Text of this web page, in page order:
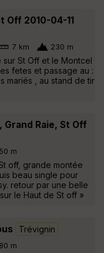
Off 2010-04-11
7 km 230 m
St Off et le Montcel
fetes et passage au :
mariés , au stand de tir
Raie, St Off
m
off, grande montée
beau single pour
retour par une belle
le Haut de St off »
Trévignin
m